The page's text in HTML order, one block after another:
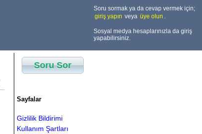
Soru sormak ya da cevap vermek için;
giriş yapın veya üye olun .
Sosyal medya hesaplarınızla da giriş
yapabilirsiniz.
Soru Sor
Sayfalar
Gizlilik Bildirimi
Kullanım Şartları